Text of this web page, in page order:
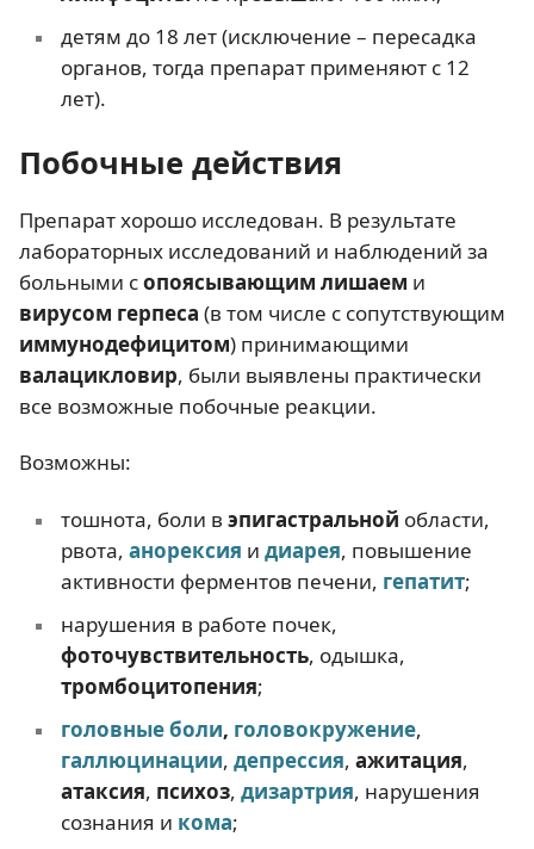
детям до 18 лет (исключение – пересадка
органов, тогда препарат применяют с 12
лет).
Побочные действия
Препарат хорошо исследован. В результате
лабораторных исследований и наблюдений за
больными сопоясывающим лишаем и
вирусом герпеса (в том числе с сопутствующим
иммунодефицитом) принимающими
валацикловир, были выявлены практически
все возможные побочные реакции.
Возможны:
тошнота, боли в эпигастральной области,
рвота, анорексия и диарея, повышение
активности ферментов печени, гепатит;
нарушения в работе почек,
фоточувствительность, одышка,
тромбоцитопения;
головные боли, головокружение,
галлюцинации, депрессия, ажитация,
атаксия, психоз, дизартрия, нарушения
сознания и кома;